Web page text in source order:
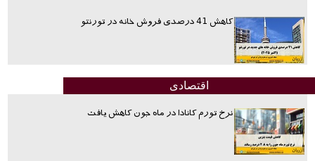
کاهش 41 درصدی فروش خانه در تورنتو
اقتصادی
نرخ تورم کانادا در ماه جون کاهش یافت